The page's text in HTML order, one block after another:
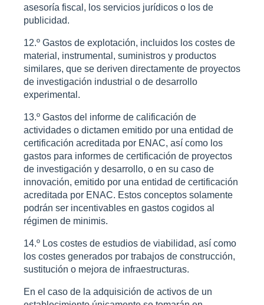
asesoría fiscal, los servicios jurídicos o los de
publicidad.
12.º Gastos de explotación, incluidos los costes de
material, instrumental, suministros y productos
similares, que se deriven directamente de proyectos
de investigación industrial o de desarrollo
experimental.
13.º Gastos del informe de calificación de
actividades o dictamen emitido por una entidad de
certificación acreditada por ENAC, así como los
gastos para informes de certificación de proyectos
de investigación y desarrollo, o en su caso de
innovación, emitido por una entidad de certificación
acreditada por ENAC. Estos conceptos solamente
podrán ser incentivables en gastos cogidos al
régimen de minimis.
14.º Los costes de estudios de viabilidad, así como
los costes generados por trabajos de construcción,
sustitución o mejora de infraestructuras.
En el caso de la adquisición de activos de un